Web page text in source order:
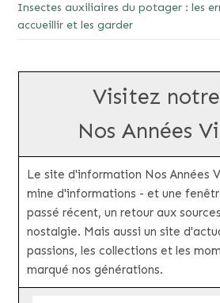
Insectes auxiliaires du potager : les
accueillir et les garder
Visitez
Nos Années
Le site d'information Nos Années
mine d'informations - et une
passé récent, un retour aux
nostalgie. Mais aussi un site
passions, les collections et les
marqué nos générations.